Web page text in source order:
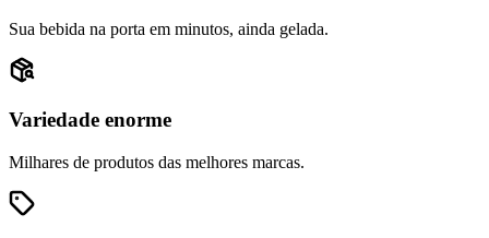
Sua bebida na porta em minutos, ainda gelada.
Variedade enorme
Milhares de produtos das melhores marcas.